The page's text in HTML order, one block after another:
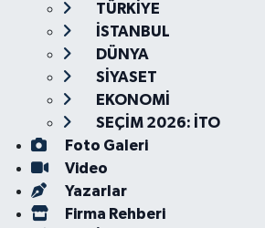
TÜRKİYE
İSTANBUL
DÜNYA
SİYASET
EKONOMİ
SEÇİM 2026: İTO
Foto Galeri
Video
Yazarlar
Firma Rehberi